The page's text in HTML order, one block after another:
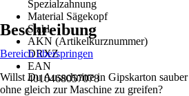
Spezialzahnung
Material Sägekopf
Stahl
AKN (Artikelkurznummer)
DRXZ
EAN
4010468057078
Beschreibung
Bereich überspringen
Willst Du Ausschnitte in Gipskarton
ohne gleich zur Maschine zu greifen?